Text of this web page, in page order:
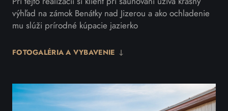
výhľad na zámok Benátky nad Jizerou a ako ochladenie
mu slúži prírodné kúpacie jazierko
FOTOGALÉRIA A VYBAVENIE